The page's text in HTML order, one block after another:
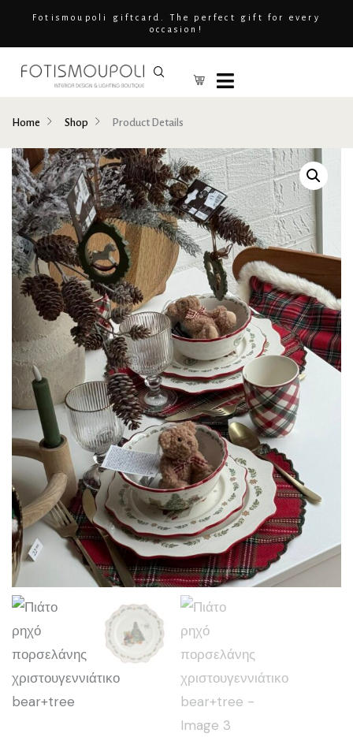
Fotismoupoli giftcard. The perfect gift for every
occasion!
Home Shop Product Details